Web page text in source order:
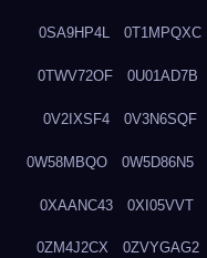
0SA9HP4L 0T1MPQXC
0TWV72OF 0U01AD7B
0V2IXSF4 0V3N6SQF
0W58MBQO 0W5D86N5
0XAANC43 0XI05VVT
0ZM4J2CX 0ZVYGAG2